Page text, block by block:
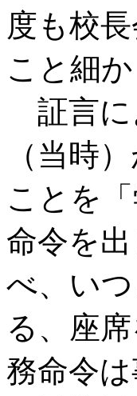
度も校
こと細
証言に
（当時
ことを
命令を
べ、い
る、座
務命令